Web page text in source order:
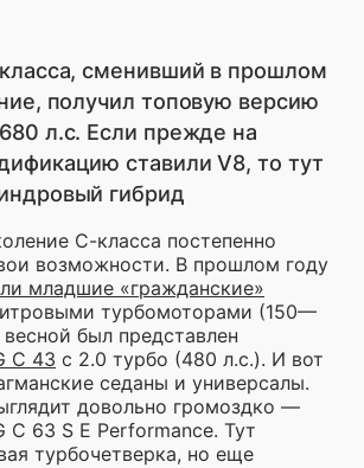
сменивший в прошлом
получил топовую версию
л.с. Если прежде на
ставили V8, то тут
гибрид
С-класса постепенно
возможности. В прошлом году
младшие «гражданские»
турбомоторами (150—
был представлен
C 43 с 2.0 турбо (480 л.с.). И вот
седаны и универсалы.
довольно громоздко —
C 63 S E Performance. Тут
турбочетверка, но еще